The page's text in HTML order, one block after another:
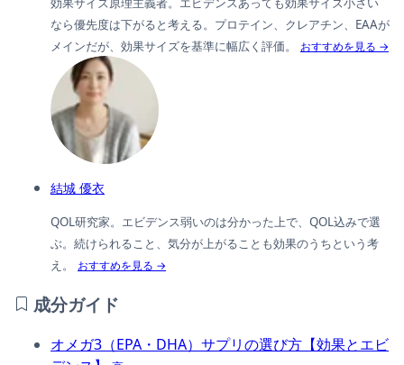
なら優先度は下がると考える。プロテイン、クレアチン、EAAが
メインだが、効果サイズを基準に幅広く評価。
おすすめを見る →
結城 優衣
QOL研究家。エビデンス弱いのは分かった上で、QOL込みで選
ぶ。続けられること、気分が上がることも効果のうちという考
え。
おすすめを見る →
成分ガイド
オメガ3（EPA・DHA）サプリの選び方【効果とエビ